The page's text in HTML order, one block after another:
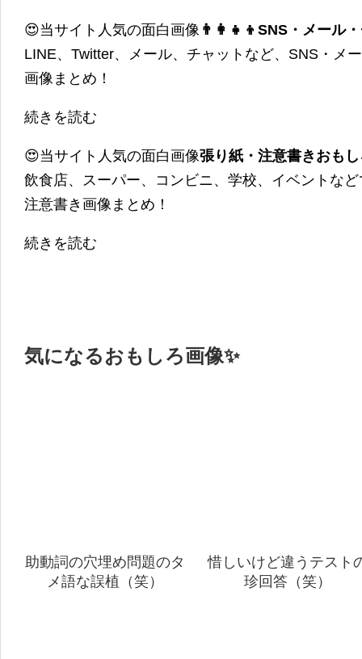
😍当サイト人気の面白画像 👨‍👩‍👧‍👦SNS・メール
LINE、Twitter、メール、チャットなど、SNS・メ
画像まとめ！
続きを読む
😍当サイト人気の面白画像張り紙・注意書きおも
飲食店、スーパー、コンビニ、学校、イベントな
注意書き画像まとめ！
続きを読む
気になるおもしろ画像✨
助動詞の穴埋め問題のタ
メ語な誤植（笑）
惜しいけど違うテスト
珍回答（笑）